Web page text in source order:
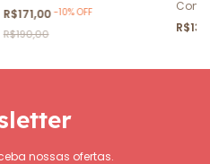
R$171,00 -10%OFF
R$190,00
nossas ofertas.